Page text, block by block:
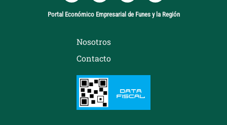
Portal Económico Empresarial de Funes y la Región
Nosotros
Contacto